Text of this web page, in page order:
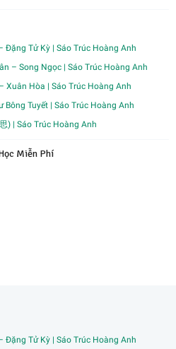
Tử Kỳ | Sáo Trúc Hoàng Anh
– Song Ngọc | Sáo Trúc Hoàng Anh
Xuân Hòa | Sáo Trúc Hoàng Anh
Bông Tuyết | Sáo Trúc Hoàng Anh
) | Sáo Trúc Hoàng Anh
Miễn Phí
Tử Kỳ | Sáo Trúc Hoàng Anh